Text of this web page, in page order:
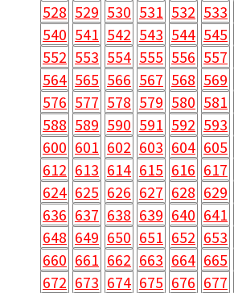
528 529 530 531 532 533
540 541 542 543 544 545
552 553 554 555 556 557
564 565 566 567 568 569
576 577 578 579 580 581
588 589 590 591 592 593
600 601 602 603 604 605
612 613 614 615 616 617
624 625 626 627 628 629
636 637 638 639 640 641
648 649 650 651 652 653
660 661 662 663 664 665
672 673 674 675 676 677